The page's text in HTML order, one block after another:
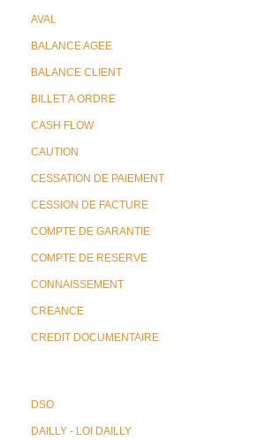
AVAL
BALANCE AGEE
BALANCE CLIENT
BILLET A ORDRE
CASH FLOW
CAUTION
CESSATION DE PAIEMENT
CESSION DE FACTURE
COMPTE DE GARANTIE
COMPTE DE RESERVE
CONNAISSEMENT
CREANCE
CREDIT DOCUMENTAIRE
DSO
DAILLY - LOI DAILLY